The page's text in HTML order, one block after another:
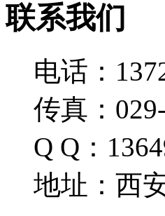
联系我们
电话：
传真：
Q Q：
地址：西